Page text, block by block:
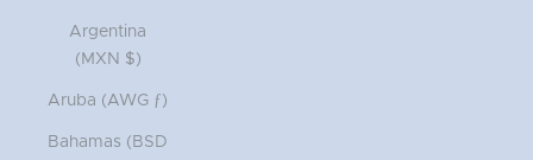
Argentina
(MXN $)
Aruba (AWG ƒ)
Bahamas (BSD